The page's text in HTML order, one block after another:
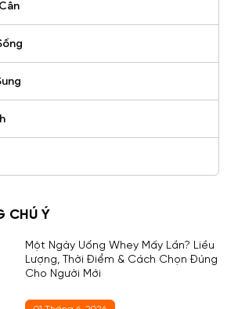
CHÚ Ý
Một Ngày Uống Whey Mấy Lần? Liều
Lượng, Thời Điểm & Cách Chọn Đúng
Cho Người Mới